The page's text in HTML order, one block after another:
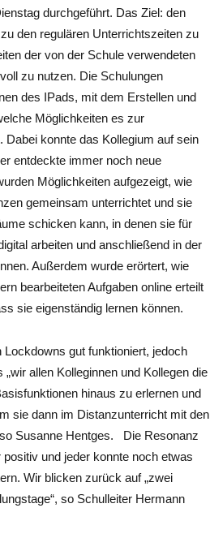
durchgeführt. Das Ziel: den
den regulären Unterrichtszeiten zu
der von der Schule verwendeten
zu nutzen. Die Schulungen
des IPads, mit dem Erstellen und
Möglichkeiten es zur
konnte das Kollegium auf sein
entdeckte immer noch neue
Möglichkeiten aufgezeigt, wie
gemeinsam unterrichtet und sie
schicken kann, in denen sie für
arbeiten und anschließend in der
Außerdem wurde erörtert, wie
bearbeiteten Aufgaben online erteilt
sie eigenständig lernen können.
gut funktioniert, jedoch
allen Kolleginnen und Kollegen die
hinaus zu erlernen und
sie dann im Distanzunterricht mit den
Susanne Hentges. Die Resonanz
und jeder konnte noch etwas
Wir blicken zurück auf „zwei
so Schulleiter Hermann